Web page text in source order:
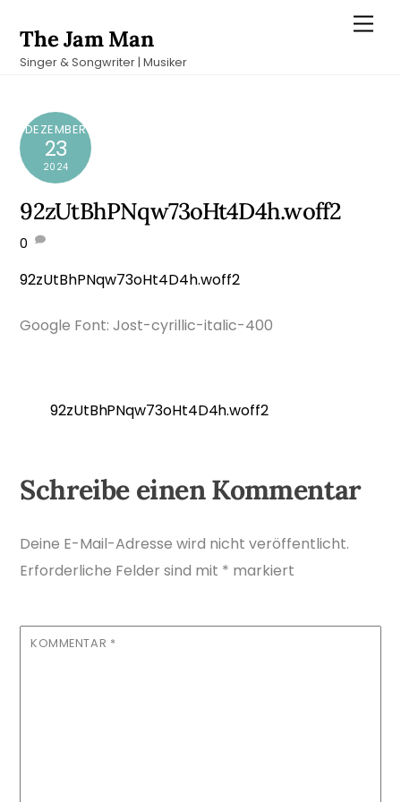
content
The Jam Man
Singer & Songwriter | Musiker
DEZEMBER
23
2024
92zUtBhPNqw73oHt4D4h.woff2
0
92zUtBhPNqw73oHt4D4h.woff2
Google Font: Jost-cyrillic-italic-400
92zUtBhPNqw73oHt4D4h.woff2
Schreibe einen Kommentar
Deine E-Mail-Adresse wird nicht veröffentlicht.
Erforderliche Felder sind mit * markiert
KOMMENTAR *